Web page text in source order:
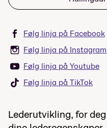
Følg linja på Facebook
Følg linja på Instagram
Følg linja på Youtube
Følg linja på TikTok
Lederutvikling, for